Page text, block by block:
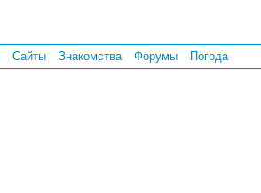
Сайты Знакомства Форумы Погода